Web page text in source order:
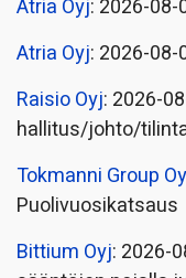
Atria Oyj: 2026-
Atria Oyj: 2026-
Raisio Oyj: 2026-
hallitus/johto/
Tokmanni Group
Puolivuosikatsaus
Bittium Oyj: 2026-